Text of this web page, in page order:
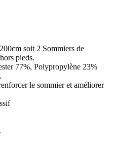
soit 2 Sommiers de
pieds.
77%, Polypropylène 23%
le sommier et améliorer